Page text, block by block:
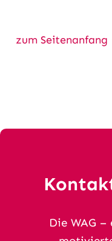
zum Seitenanfang
Die WAG